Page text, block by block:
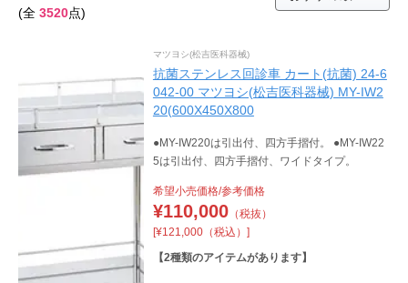
(全 3520点)
マツヨシ(松吉医科器械)
抗菌ステンレス回診車 カート(抗菌) 24-6
042-00 マツヨシ(松吉医科器械) MY-IW2
20(600X450X800
●MY-IW220は引出付、四方手摺付。 ●MY-IW22
5は引出付、四方手摺付、ワイドタイプ。
希望小売価格/参考価格
¥110,000（税抜）
[¥121,000（税込）]
【2種類のアイテムがあります】